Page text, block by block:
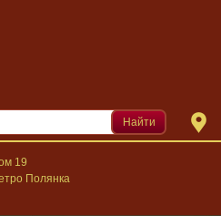
19
Полянка
Найти